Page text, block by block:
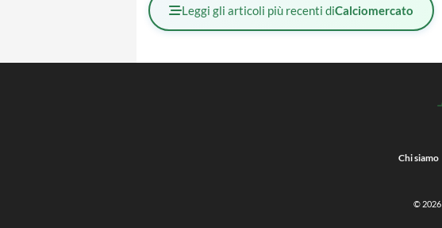
Leggi gli articoli più recenti diCalciomercato
Chi siamo
© 2026